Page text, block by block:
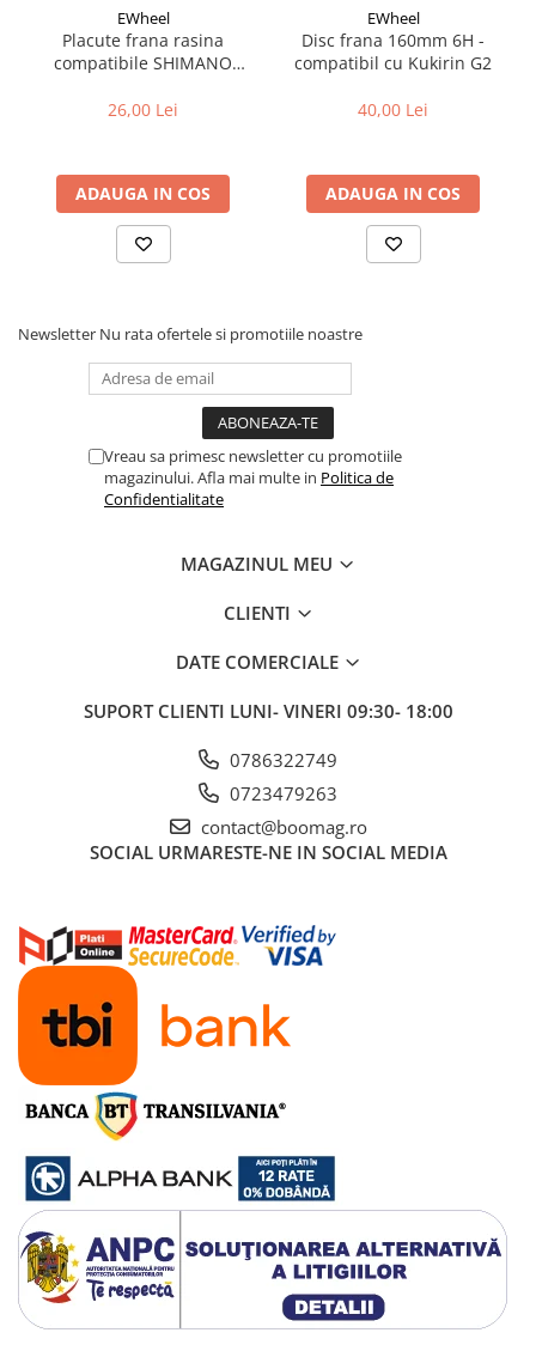
Frane pe disc
Frane pe janta
Roti bicicleta
Butuci
Accesorii butuci
Sei si tija sa bicicleta
Tija sa bicicleta
Angrenaje bicicleta
Schimbator de viteze bicicleta
Schimbatoare fata
Manete schimbator si frana
Manete schimbator bicicleta
Manete mixte frana - schimbator
Echipament ciclism
Ochelari
Casca bicicleta
Protectii
Rucsaci si borsete ciclism
Manusi bicicleta
Pantofi ciclism
Imbracaminte ciclism barbati
Imbracaminte ciclism dama
Imbracaminte ciclism copii
EWheel
Placute frana rasina
compatibile SHIMANO
G2/G4 2025)
26,00 Lei
ADAUGA IN COS
EWheel
Disc frana 160mm 6H -
compatibil cu Kukirin G2
40,00 Lei
ADAUGA IN COS
Newsletter Nu rata ofertele si promotiile noastre
Vreau sa primesc newsletter cu promotiile
magazinului. Afla mai multe in Politica de
Confidentialitate
MAGAZINUL MEU
CLIENTI
DATE COMERCIALE
SUPORT CLIENTI LUNI- VINERI 09:30- 18:00
0786322749
0723479263
contact@boomag.ro
SOCIAL URMARESTE-NE IN SOCIAL MEDIA